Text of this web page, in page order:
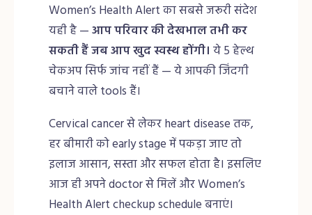
Women’s Health Alert का सबसे जरूरी संदेश
यही है —आप परिवार की देखभाल तभी कर
सकती हैं जब आप खुद स्वस्थ होंगी। ये 5 हेल्थ
चेकअप सिर्फ जांच नहीं हैं — ये आपकी जिंदगी
बचाने वाले tools हैं।
Cervical cancer से लेकर heart disease तक,
हर बीमारी को early stage में पकड़ा जाए तो
इलाज आसान, सस्ता और सफल होता है। इसलिए
आज ही अपने doctor से मिलें और Women’s
Health Alert checkup schedule बनाएं।